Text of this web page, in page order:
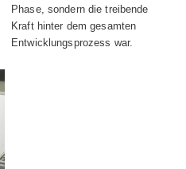
Phase, sondern die treibende
Kraft hinter dem gesamten
Entwicklungsprozess war.